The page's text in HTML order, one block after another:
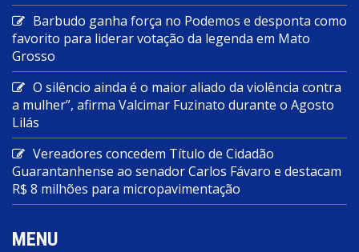
Barbudo ganha força no Podemos e desponta como
favorito para liderar votação da legenda em Mato
Grosso
O silêncio ainda é o maior aliado da violência contra
a mulher”, afirma Valcimar Fuzinato durante o Agosto
Lilás
Vereadores concedem Título de Cidadão
Guarantanhense ao senador Carlos Fávaro e destacam
R$ 8 milhões para micropavimentação
MENU